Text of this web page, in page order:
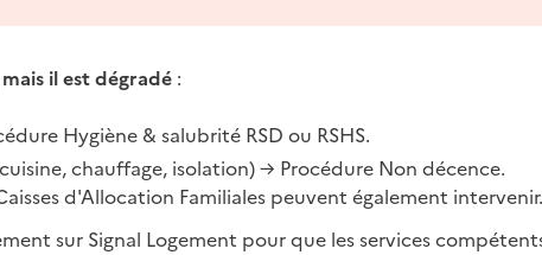
il est dégradé :
Hygiène & salubrité RSD ou RSHS.
chauffage, isolation) → Procédure Non décence.
d'Allocation Familiales peuvent également intervenir.
sur Signal Logement pour que les services